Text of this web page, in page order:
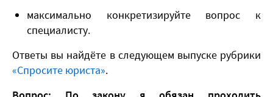
максимально конкретизируйте вопрос к
специалисту.
Ответы вы найдёте в следующем выпуске рубрики
«Спросите юриста».